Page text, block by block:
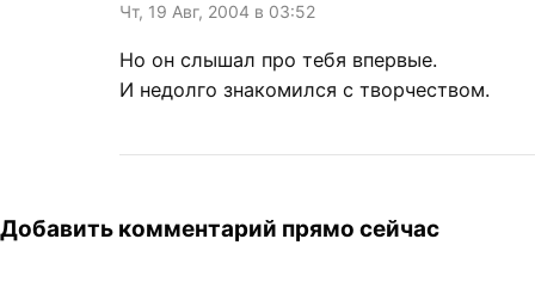
Чт, 19 Авг, 2004 в 03:52
Но он слышал про тебя впервые.
И недолго знакомился с творчеством.
Добавить комментарий прямо сейчас